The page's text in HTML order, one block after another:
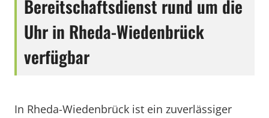
Bereitschaftsdienst rund um die
Uhr in Rheda-Wiedenbrück
verfügbar
In Rheda-Wiedenbrück ist ein zuverlässiger